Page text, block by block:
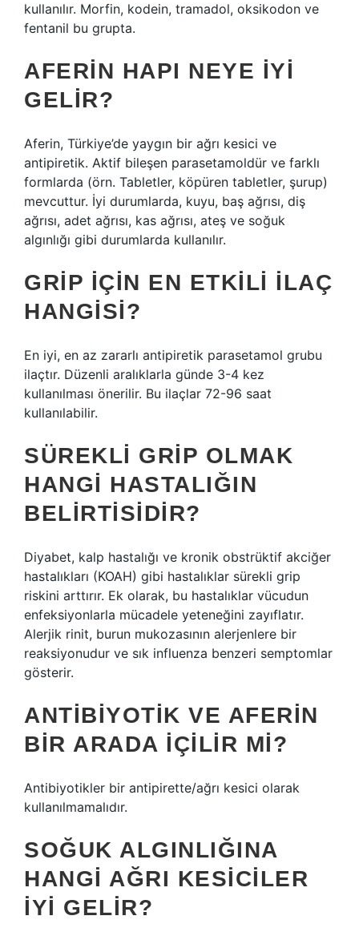
kullanılır. Morfin, kodein, tramadol, oksikodon ve
fentanil bu grupta.
AFERIN HAPI NEYE IYI
GELIR?
Aferin, Türkiye’de yaygın bir ağrı kesici ve
antipiretik. Aktif bileşen parasetamoldür ve farklı
formlarda (örn. Tabletler, köpüren tabletler, şurup)
mevcuttur. İyi durumlarda, kuyu, baş ağrısı, diş
ağrısı, adet ağrısı, kas ağrısı, ateş ve soğuk
algınlığı gibi durumlarda kullanılır.
GRIP IÇIN EN ETKILI ILAÇ
HANGISI?
En iyi, en az zararlı antipiretik parasetamol grubu
ilaçtır. Düzenli aralıklarla günde 3-4 kez
kullanılması önerilir. Bu ilaçlar 72-96 saat
kullanılabilir.
SÜREKLI GRIP OLMAK
HANGI HASTALIĞIN
BELIRTISIDIR?
Diyabet, kalp hastalığı ve kronik obstrüktif akciğer
hastalıkları (KOAH) gibi hastalıklar sürekli grip
riskini arttırır. Ek olarak, bu hastalıklar vücudun
enfeksiyonlarla mücadele yeteneğini zayıflatır.
Alerjik rinit, burun mukozasının alerjenlere bir
reaksiyonudur ve sık influenza benzeri semptomlar
gösterir.
ANTIBIYOTIK VE AFERIN
BIR ARADA IÇILIR MI?
Antibiyotikler bir antipirette/ağrı kesici olarak
kullanılmamalıdır.
SOĞUK ALGINLIĞINA
HANGI AĞRI KESICILER
IYI GELIR?